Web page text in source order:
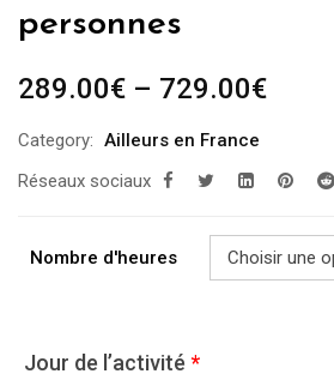
personnes
289.00€ – 729.00€
Category: Ailleurs en France
Réseaux sociaux
Nombre d'heures
Jour de l’activité *